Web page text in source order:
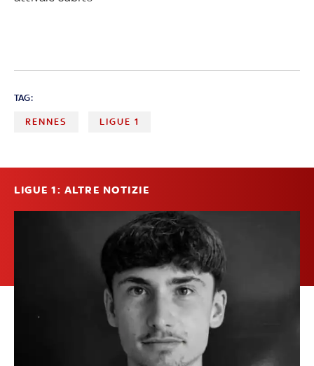
TAG:
RENNES LIGUE 1
LIGUE 1: ALTRE NOTIZIE